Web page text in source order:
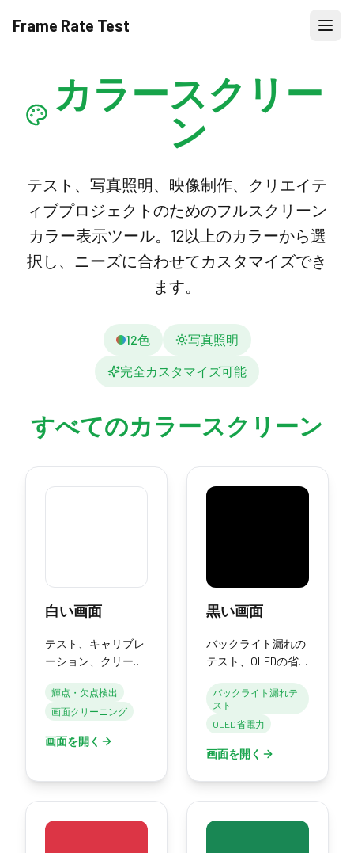
Frame Rate Test
カラースクリー
ン
テスト、写真照明、映像制作、クリエイテ
ィブプロジェクトのためのフルスクリーン
カラー表示ツール。12以上のカラーから選
択し、ニーズに合わせてカスタマイズでき
ます。
12色 写真照明
完全カスタマイズ可能
すべてのカラースクリーン
白い画面
テスト、キャリブレ
ーション、クリーニ
して使用するための
純粋な白。
輝点・欠点検出
画面クリーニング
画面を開く
黒い画面
バックライト漏れの
テスト、OLEDの省
ための純粋な黒。
バックライト漏れテ
スト
OLED省電力
画面を開く